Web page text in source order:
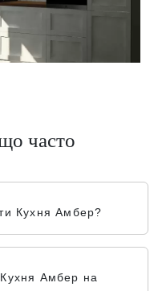
часто
Кухня Амбер?
Амбер на